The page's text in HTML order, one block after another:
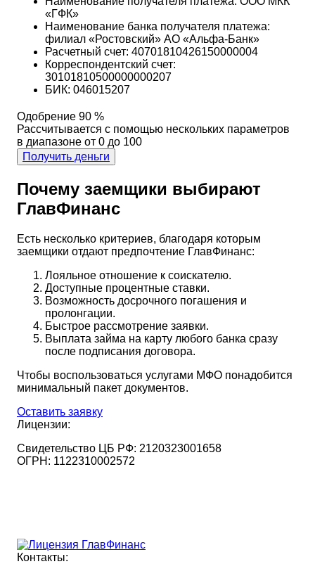
«ГФК»
Наименование банка получателя платежа:
филиал «Ростовский» АО «Альфа-Банк»
Расчетный счет: 40701810426150000004
Корреспондентский счет:
30101810500000000207
БИК: 046015207
Одобрение 90 %
Рассчитывается с помощью нескольких параметров
в диапазоне от 0 до 100
Получить деньги
Почему заемщики выбирают
ГлавФинанс
Есть несколько критериев, благодаря которым
заемщики отдают предпочтение ГлавФинанс:
Лояльное отношение к соискателю.
Доступные процентные ставки.
Возможность досрочного погашения и
пролонгации.
Быстрое рассмотрение заявки.
Выплата займа на карту любого банка сразу
после подписания договора.
Чтобы воспользоваться услугами МФО понадобится
минимальный пакет документов.
Оставить заявку
Лицензии:
Свидетельство ЦБ РФ: 2120323001658
ОГРН: 1122310002572
Контакты: